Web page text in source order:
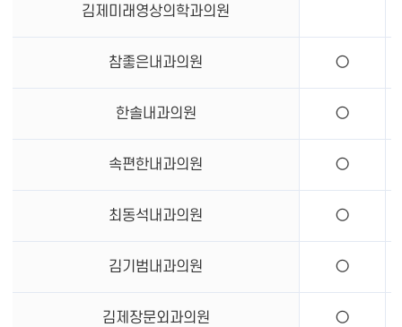
김제미래영상의학과의원
참좋은내과의원 ○
한솔내과의원 ○
속편한내과의원 ○
최동석내과의원 ○
김기범내과의원 ○
김제장문외과의원 ○